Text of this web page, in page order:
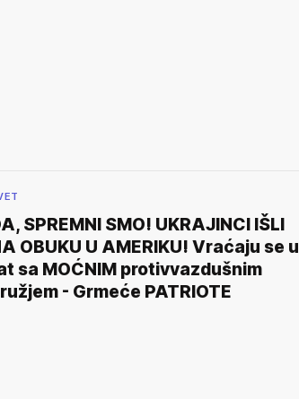
SPREMNI SMO! UKRAJINCI IŠLI
OBUKU U AMERIKU! Vraćaju se u
sa MOĆNIM protivvazdušnim
- Grmeće PATRIOTE